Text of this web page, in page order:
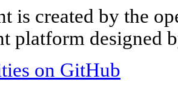
is created by the
platform designed
on GitHub